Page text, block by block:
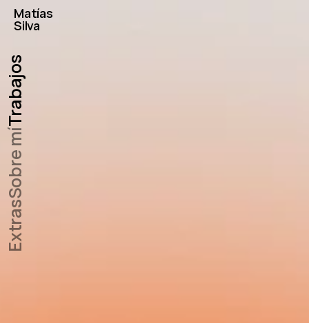
Matías
Silva
Extras
Sobre mí
Trabajos